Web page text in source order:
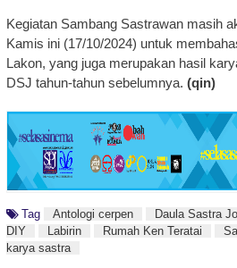
Kegiatan Sambang Sastrawan masih
Kamis ini (17/10/2024) untuk
Lakon, yang juga merupakan hasil
DSJ tahun-tahun sebelumnya. (qin)
Tag Antologi cerpen Daula Sastra
DIY
Labirin Rumah Ken Teratai
karya sastra